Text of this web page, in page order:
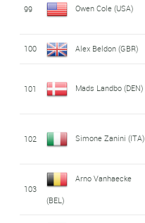
99 Owen Cole (USA)
100 Alex Beldon (GBR)
101 Mads Landbo (DEN)
102 Simone Zanini (ITA)
103
Arno Vanhaecke
(BEL)